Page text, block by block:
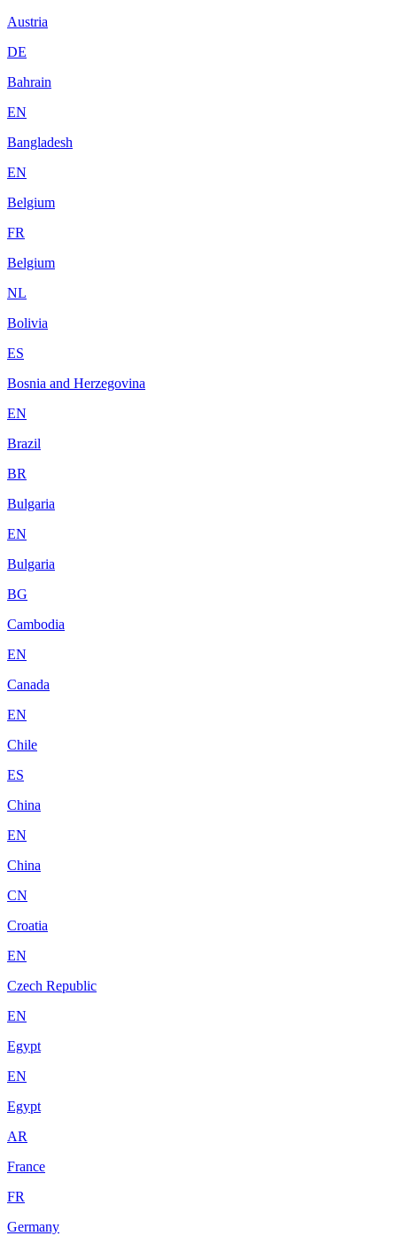
Austria
DE
Bahrain
EN
Bangladesh
EN
Belgium
FR
Belgium
NL
Bolivia
ES
Bosnia and Herzegovina
EN
Brazil
BR
Bulgaria
EN
Bulgaria
BG
Cambodia
EN
Canada
EN
Chile
ES
China
EN
China
CN
Croatia
EN
Czech Republic
EN
Egypt
EN
Egypt
AR
France
FR
Germany